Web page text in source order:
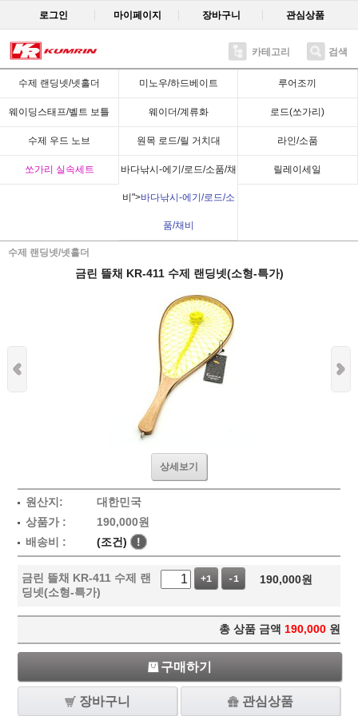
로그인 마이페이지 장바구니 관심상품
카테고리 검색
수제 랜딩넷/넷홀더 미노우/하드베이트 루어조끼
웨이딩스태프/벨트 보틀 웨이더/계류화 로드(쏘가리)
수제 우드 노브 원목 로드/릴 거치대 라인/소품
쏘가리 실속세트 바다낚시-에기/로드/소품/채
비">바다낚시-에기/로드/소
품/채비
릴레이세일
수제 랜딩넷/넷홀더
Recent
금린 뜰채 KR-411 수제 랜딩넷(소형-특가)
상세보기
원산지:
대한민국
상품가 :
190,000원
배송비 :
(조건) !
금린 뜰채 KR-411 수제 랜
딩넷(소형-특가)
+1 -1 190,000원
총 상품 금액 190,000 원
구매하기
장바구니 관심상품